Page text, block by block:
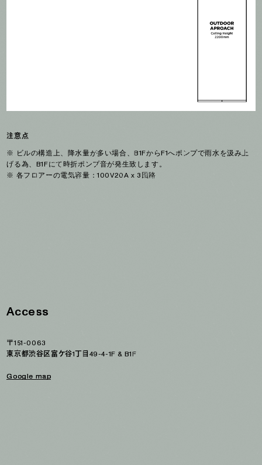
注意点
※ ビルの構造上、降水量が多い場合、B1FからF1へポンプで雨水を汲み上
げる為、B1Fにて時折ポンプ音が発生致します。
※ 各フロアーの電気容量：100V20A x 3回路
Access
〒151-0063
東京都渋谷区富ケ谷1丁目49-4-1F & B1F
Google map
〒151-0063
東京都渋谷区富ケ谷1丁目49-4-1F & B1F
Google map